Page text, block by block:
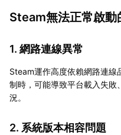
Steam無法正常啟動
1. 網路連線異常
Steam運作高度依賴網路連線
制時，可能導致平台載入失敗
況。
2. 系統版本相容問題